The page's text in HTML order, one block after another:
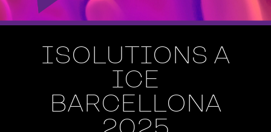
ISOLUTIONS A
ICE
BARCELLONA